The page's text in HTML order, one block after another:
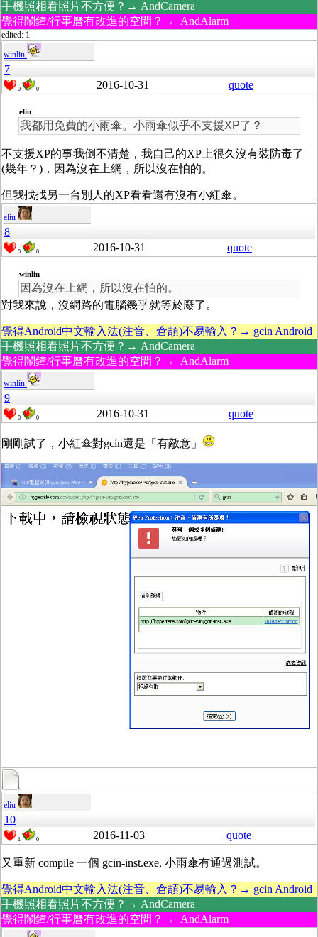
手機照相看照片不方便？→ AndCamera
覺得鬧鐘/行事曆有改進的空間？→ AndAlarm
edited: 1
winlin
7
0 0 2016-10-31 quote
eliu
我都用免費的小雨傘。小雨傘似乎不支援XP了？
不支援XP的事我倒不清楚，我自己的XP上很久沒有裝防毒了
(幾年？)，因為沒在上網，所以沒在怕的。
但我找找另一台別人的XP看看還有沒有小紅傘。
eliu
8
0 0 2016-10-31 quote
winlin
因為沒在上網，所以沒在怕的。
對我來說，沒網路的電腦幾乎就等於廢了。
覺得Android中文輸入法(注音、倉頡)不易輸入？→ gcin Android
手機照相看照片不方便？→ AndCamera
覺得鬧鐘/行事曆有改進的空間？→ AndAlarm
winlin
9
0 0 2016-10-31 quote
剛剛試了，小紅傘對gcin還是「有敵意」
eliu
10
1 0 2016-11-03 quote
又重新 compile 一個 gcin-inst.exe, 小雨傘有通過測試。
覺得Android中文輸入法(注音、倉頡)不易輸入？→ gcin Android
手機照相看照片不方便？→ AndCamera
覺得鬧鐘/行事曆有改進的空間？→ AndAlarm